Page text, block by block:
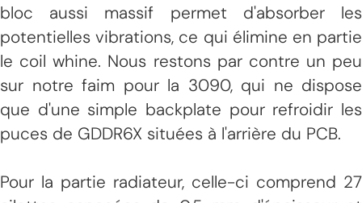
bloc aussi massif permet d'absorber les
potentielles vibrations, ce qui élimine en partie
le coil whine. Nous restons par contre un peu
sur notre faim pour la 3090, qui ne dispose
que d'une simple backplate pour refroidir les
puces de GDDR6X situées à l'arrière du PCB.
Pour la partie radiateur, celle-ci comprend 27